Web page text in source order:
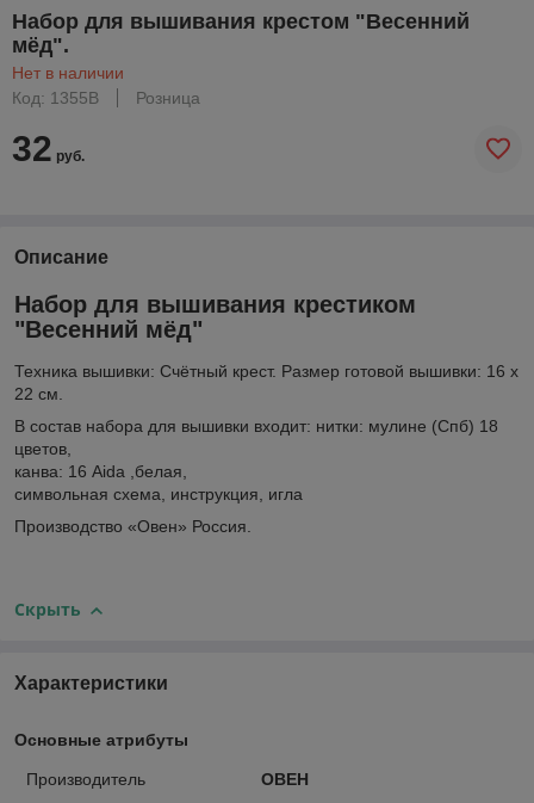
Набор для вышивания крестом "Весенний
мёд".
Нет в наличии
Код: 1355В
Розница
32 руб.
Описание
Набор для вышивания крестиком
"Весенний мёд"
Техника вышивки: Счётный крест. Размер готовой вышивки: 16 х
22 см.
В состав набора для вышивки входит: нитки: мулине (Спб) 18
цветов,
канва: 16 Aida ,белая,
символьная схема, инструкция, игла
Производство «Овен» Россия.
Скрыть
Характеристики
Основные атрибуты
Производитель
ОВЕН